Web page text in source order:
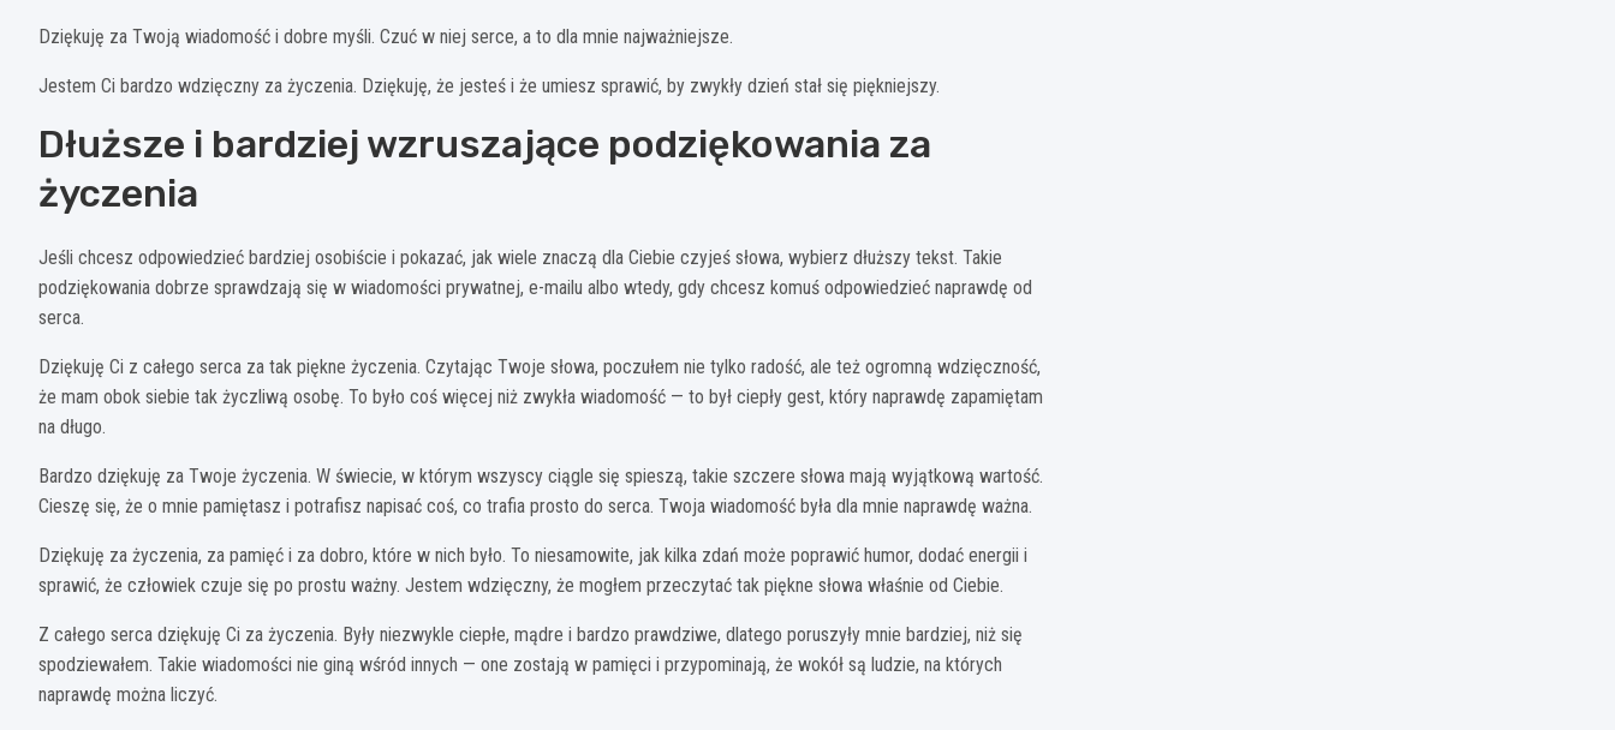
Dziękuję za Twoją wiadomość i dobre myśli. Czuć w niej serce, a to dla mnie najważniejsze.
Jestem Ci bardzo wdzięczny za życzenia. Dziękuję, że jesteś i że umiesz sprawić, by zwykły dzień stał się piękniejszy.
Dłuższe i bardziej wzruszające podziękowania za
życzenia
Jeśli chcesz odpowiedzieć bardziej osobiście i pokazać, jak wiele znaczą dla Ciebie czyjeś słowa, wybierz dłuższy tekst. Takie
podziękowania dobrze sprawdzają się w wiadomości prywatnej, e-mailu albo wtedy, gdy chcesz komuś odpowiedzieć naprawdę od
serca.
Dziękuję Ci z całego serca za tak piękne życzenia. Czytając Twoje słowa, poczułem nie tylko radość, ale też ogromną wdzięczność,
że mam obok siebie tak życzliwą osobę. To było coś więcej niż zwykła wiadomość — to był ciepły gest, który naprawdę zapamiętam
na długo.
Bardzo dziękuję za Twoje życzenia. W świecie, w którym wszyscy ciągle się spieszą, takie szczere słowa mają wyjątkową wartość.
Cieszę się, że o mnie pamiętasz i potrafisz napisać coś, co trafia prosto do serca. Twoja wiadomość była dla mnie naprawdę ważna.
Dziękuję za życzenia, za pamięć i za dobro, które w nich było. To niesamowite, jak kilka zdań może poprawić humor, dodać energii i
sprawić, że człowiek czuje się po prostu ważny. Jestem wdzięczny, że mogłem przeczytać tak piękne słowa właśnie od Ciebie.
Z całego serca dziękuję Ci za życzenia. Były niezwykle ciepłe, mądre i bardzo prawdziwe, dlatego poruszyły mnie bardziej, niż się
spodziewałem. Takie wiadomości nie giną wśród innych — one zostają w pamięci i przypominają, że wokół są ludzie, na których
naprawdę można liczyć.